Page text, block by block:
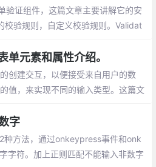
证组件，这篇文章主要讲解它的安
校验规则，自定义校验规则。Validat
元素和属性介绍。
创建交互，以便接受来自用户的数
值，来实现不同的输入类型。这篇文
字
种方法，通过onkeypress事件和onk
字符。加上正则匹配不能输入非数字